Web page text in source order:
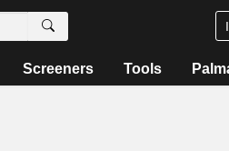
Screeners Tools